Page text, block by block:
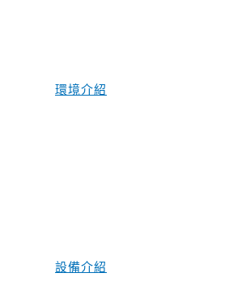
環境介紹
設備介紹